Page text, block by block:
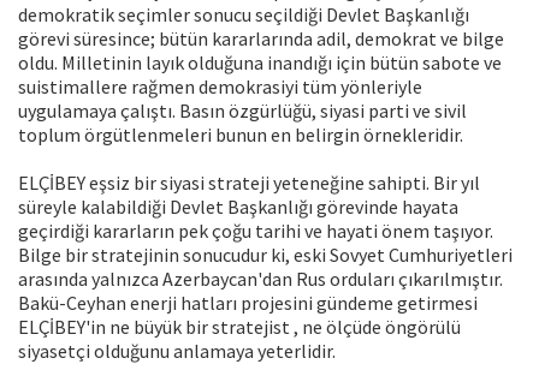
demokratik seçimler sonucu seçildiği Devlet Başkanlığı
görevi süresince; bütün kararlarında adil, demokrat ve bilge
oldu. Milletinin layık olduğuna inandığı için bütün sabote ve
suistimallere rağmen demokrasiyi tüm yönleriyle
uygulamaya çalıştı. Basın özgürlüğü, siyasi parti ve sivil
toplum örgütlenmeleri bunun en belirgin örnekleridir.
ELÇİBEY eşsiz bir siyasi strateji yeteneğine sahipti. Bir yıl
süreyle kalabildiği Devlet Başkanlığı görevinde hayata
geçirdiği kararların pek çoğu tarihi ve hayati önem taşıyor.
Bilge bir stratejinin sonucudur ki, eski Sovyet Cumhuriyetleri
arasında yalnızca Azerbaycan'dan Rus orduları çıkarılmıştır.
Bakü-Ceyhan enerji hatları projesini gündeme getirmesi
ELÇİBEY'in ne büyük bir stratejist , ne ölçüde öngörülü
siyasetçi olduğunu anlamaya yeterlidir.